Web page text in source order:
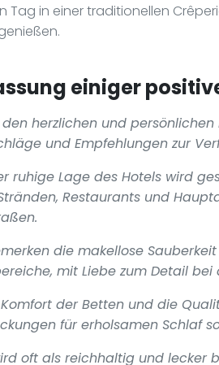
Tag in einer traditionellen
einiger
herzlichen und
und Empfehlungen zur
ruhige Lage des Hotels wird
Restaurants und
die makellose
mit Liebe zum Detail bei
der Betten und die
für erholsamen Schlaf
oft als reichhaltig und lecker